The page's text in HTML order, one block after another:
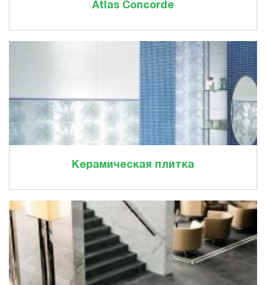
Atlas Concorde
Керамическая плитка